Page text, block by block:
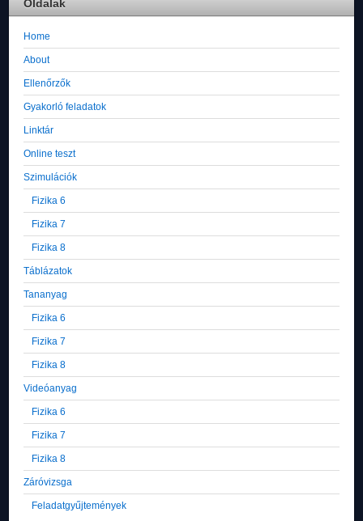
Oldalak
Home
About
Ellenőrzők
Gyakorló feladatok
Linktár
Online teszt
Szimulációk
Fizika 6
Fizika 7
Fizika 8
Táblázatok
Tananyag
Fizika 6
Fizika 7
Fizika 8
Videóanyag
Fizika 6
Fizika 7
Fizika 8
Záróvizsga
Feladatgyűjtemények